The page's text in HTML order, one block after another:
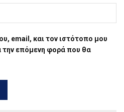
email, και τον ιστότοπο μου
την επόμενη φορά που θα